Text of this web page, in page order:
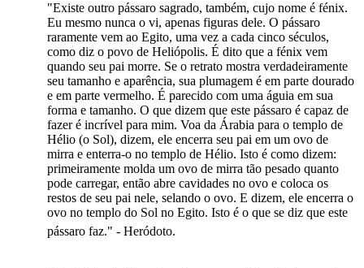
"Existe outro pássaro sagrado, também, cujo nome é fénix.
Eu mesmo nunca o vi, apenas figuras dele. O pássaro
raramente vem ao Egito, uma vez a cada cinco séculos,
como diz o povo de Heliópolis. É dito que a fénix vem
quando seu pai morre. Se o retrato mostra verdadeiramente
seu tamanho e aparência, sua plumagem é em parte dourado
e em parte vermelho. É parecido com uma águia em sua
forma e tamanho. O que dizem que este pássaro é capaz de
fazer é incrível para mim. Voa da Árabia para o templo de
Hélio (o Sol), dizem, ele encerra seu pai em um ovo de
mirra e enterra-o no templo de Hélio. Isto é como dizem:
primeiramente molda um ovo de mirra tão pesado quanto
pode carregar, então abre cavidades no ovo e coloca os
restos de seu pai nele, selando o ovo. E dizem, ele encerra o
ovo no templo do Sol no Egito. Isto é o que se diz que este
pássaro faz." - Heródoto.